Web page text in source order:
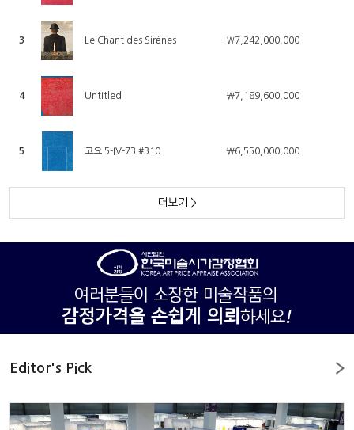
3 Le Chant des Sirènes ￦7,242,000,000
4 Untitled ￦7,189,600,000
5 고요 5-IV-73 #310 ￦6,550,000,000
더보기 >
Editor's Pick